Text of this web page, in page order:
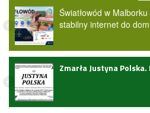
Światłowód w
stabilny internet do
Zmarła Justyna